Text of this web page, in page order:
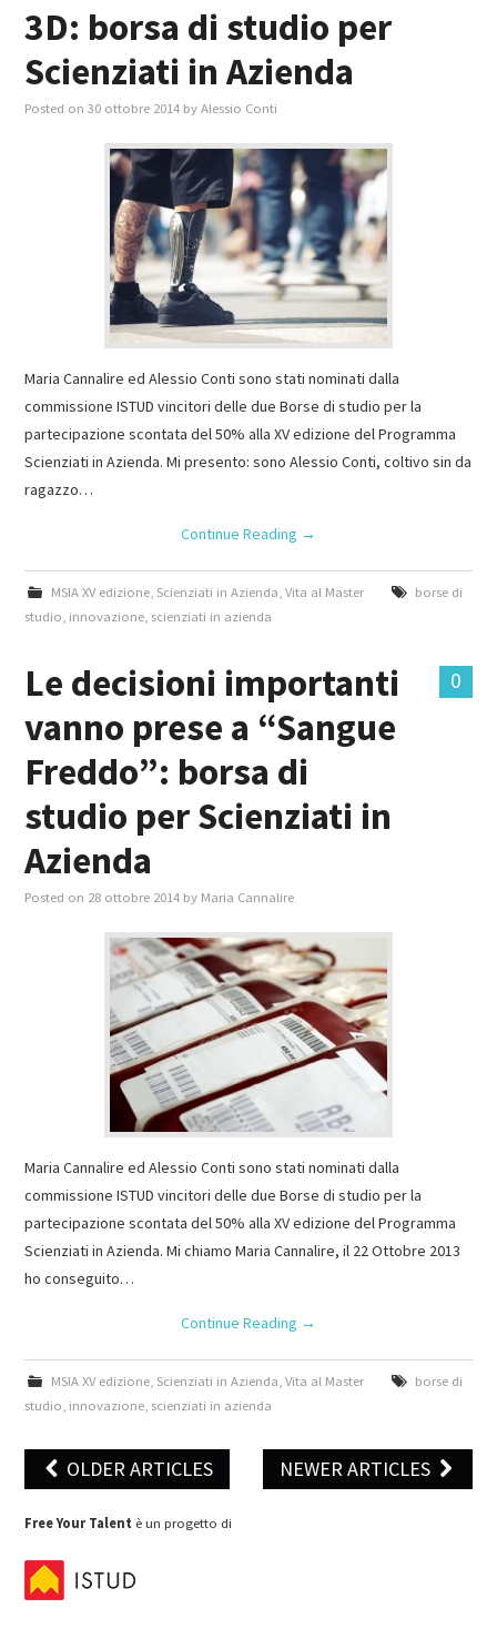
3D: borsa di studio per
Scienziati in Azienda
Posted on30 ottobre 2014 byAlessio Conti
Maria Cannalire ed Alessio Conti sono stati nominati dalla
commissione ISTUD vincitori delle due Borse di studio per la
partecipazione scontata del 50% alla XV edizione del Programma
Scienziati in Azienda. Mi presento: sono Alessio Conti, coltivo sin da
ragazzo…
Continue Reading →
MSIA XV edizione, Scienziati in Azienda Vita al Master
borse di
studio innovazione scienziati in azienda
0
Le decisioni importanti
vanno prese a “Sangue
Freddo”: borsa di
studio per Scienziati in
Azienda
Posted on 28 ottobre 2014 by Maria Cannalire
Maria Cannalire ed Alessio Conti sono stati nominati dalla
commissione ISTUD vincitori delle due Borse di studio per la
partecipazione scontata del 50% alla XV edizione del Programma
Scienziati in Azienda. Mi chiamo Maria Cannalire, il 22 Ottobre 2013
ho conseguito…
Continue Reading →
MSIA XV edizione, Scienziati in Azienda Vita al Master
borse di
studio innovazione scienziati in azienda
Post navigation
OLDER ARTICLES NEWER ARTICLES
Free Your Talent è un progetto di